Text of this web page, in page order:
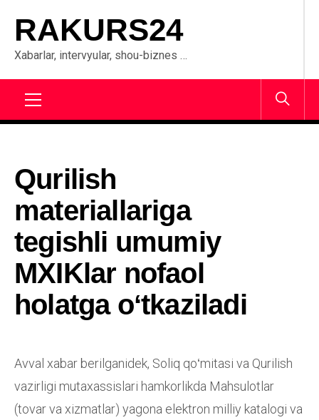
content
RAKURS24
Xabarlar, intervyular, shou-biznes …
Qurilish
materiallariga
tegishli umumiy
MXIKlar nofaol
holatga oʻtkaziladi
Avval xabar berilganidek, Soliq qoʻmitasi va Qurilish
vazirligi mutaxassislari hamkorlikda Mahsulotlar
(tovar va xizmatlar) yagona elektron milliy katalogi va